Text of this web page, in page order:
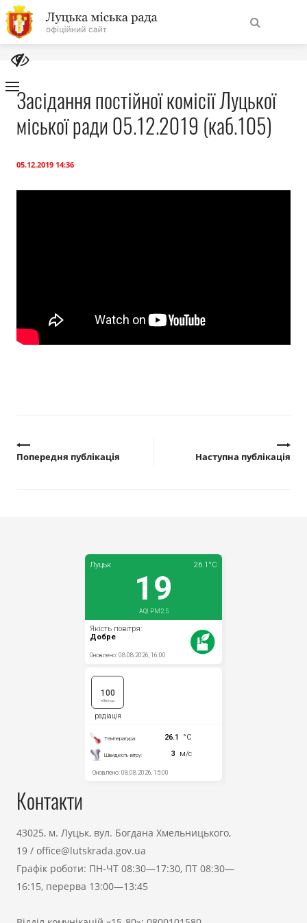
На
головну
НавігаціяПро місто
Прозорість влади
Засідання постійної комісії Луцької
міської ради 05.12.2019 (каб.105)
05.12.2019 14:36
Попередня публікація Наступна публікація
Контакти
43025, м. Луцьк, вул. Богдана Хмельницького,
19 / office@lutskrada.gov.ua
Графік роботи: ПН-ЧТ 08:30—17:30, ПТ 08:30—
16:15, перерва 13:00—13:45